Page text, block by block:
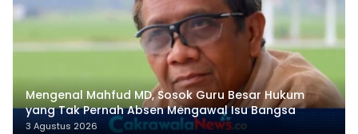
Mengenal Mahfud MD, Sosok Guru Besar Hukum
yang Tak Pernah Absen Mengawal Isu Bangsa
3 Agustus 2026